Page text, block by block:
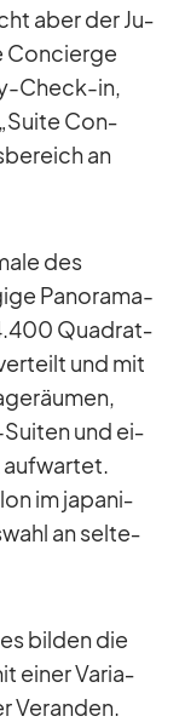
aber der Ju­
Con­cierge
Check-in,
Con­
an
des
Pan­orama-
Qua­drat­
und mit
Sui­ten und ei­
auf­war­tet.
im ja­pa­ni­
an sel­te­
bil­den die
ei­ner Va­ria­
Ve­ran­den.